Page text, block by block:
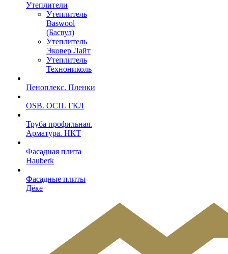
Утеплители
Утеплитель
Baswool
(Басвул)
Утеплитель
Эковер Лайт
Утеплитель
Технониколь
Пеноплекс. Пленки
OSB. ОСП. ГКЛ
Труба профильная.
Арматура. НКТ
Фасадная плита
Hauberk
Фасадные плиты
Дёке